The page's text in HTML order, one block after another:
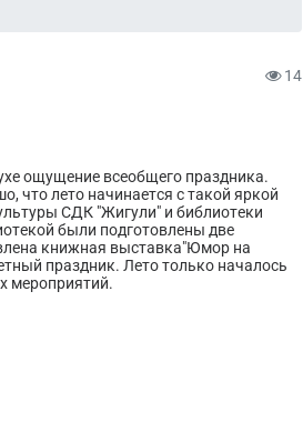
14
ощущение всеобщего праздника.
что лето начинается с такой яркой
СДК "Жигули" и библиотеки
были подготовлены две
книжная выставка"Юмор на
праздник. Лето только началось
мероприятий.